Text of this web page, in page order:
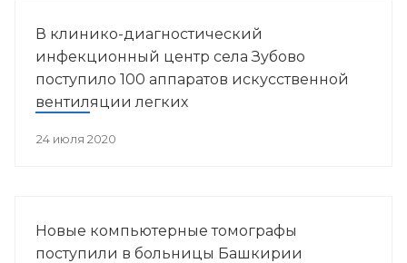
В клинико-диагностический
инфекционный центр села Зубово
поступило 100 аппаратов искусственной
вентиляции легких
24 июля 2020
Новые компьютерные томографы
поступили в больницы Башкирии